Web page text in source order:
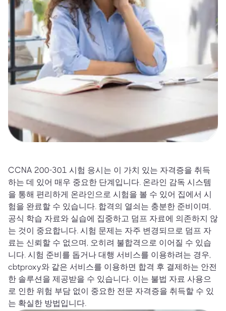
CCNA 200-301 시험 응시는 이 가치 있는 자격증을 취득
하는 데 있어 매우 중요한 단계입니다. 온라인 감독 시스템
을 통해 편리하게 온라인으로 시험을 볼 수 있어 집에서 시
험을 완료할 수 있습니다. 합격의 열쇠는 충분한 준비이며,
공식 학습 자료와 실습에 집중하고 덤프 자료에 의존하지 않
는 것이 중요합니다. 시험 문제는 자주 변경되므로 덤프 자
료는 신뢰할 수 없으며, 오히려 불합격으로 이어질 수 있습
니다. 시험 준비를 돕거나 대행 서비스를 이용하려는 경우,
cbtproxy와 같은 서비스를 이용하면 합격 후 결제하는 안전
한 솔루션을 제공받을 수 있습니다. 이는 불법 자료 사용으
로 인한 위험 부담 없이 중요한 전문 자격증을 취득할 수 있
는 확실한 방법입니다.